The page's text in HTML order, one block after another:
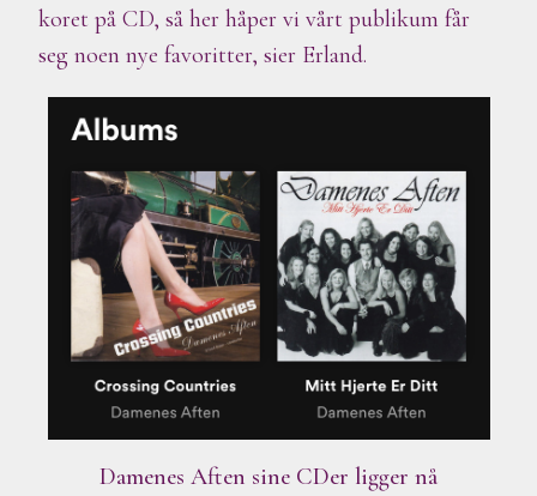
koret på CD, så her håper vi vårt publikum får
seg noen nye favoritter, sier Erland.
Damenes Aften sine CDer ligger nå